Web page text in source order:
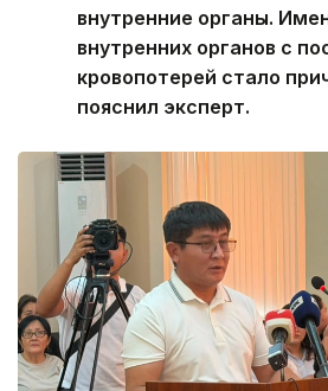
внутренние органы.
внутренних органов с
кровопотерей стало
пояснил эксперт.